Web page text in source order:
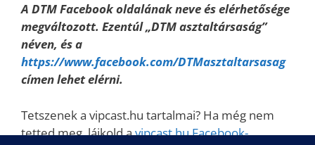
A DTM Facebook oldalának neve és elérhetősége
megváltozott. Ezentúl „DTM asztaltársaság”
néven, és a
https://www.facebook.com/DTMasztaltarsasag
címen lehet elérni.
Tetszenek a vipcast.hu tartalmai? Ha még nem
tetted meg, lájkold avipcast.hu Facebook-